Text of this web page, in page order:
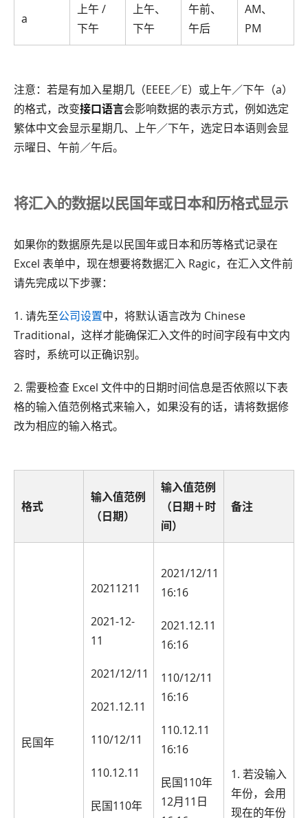
a
上午 /
下午
上午、
下午
午前、
午后
AM、
PM
注意：若是有加入星期几（EEEE／E）或上午／下午（a）
的格式，改变接口语言会影响数据的表示方式，例如选定
繁体中文会显示星期几、上午／下午，选定日本语则会显
示曜日、午前／午后。
将汇入的数据以民国年或日本和历格式显示
如果你的数据原先是以民国年或日本和历等格式记录在
Excel 表单中，现在想要将数据汇入 Ragic，在汇入文件前
请先完成以下步骤：
1. 请先至公司设置中，将默认语言改为 Chinese
Traditional，这样才能确保汇入文件的时间字段有中文内
容时，系统可以正确识别。
2. 需要检查 Excel 文件中的日期时间信息是否依照以下表
格的输入值范例格式来输入，如果没有的话，请将数据修
改为相应的输入格式。
格式
输入值范例
（日期）
输入值范例
（日期＋时
间）
备注
民国年
20211211
2021-12-
11
2021/12/11
2021.12.11
110/12/11
110.12.11
民国110年
2021/12/11
16:16
2021.12.11
16:16
110/12/11
16:16
110.12.11
16:16
民国110年
12月11日
1. 若没输入
年份，会用
现在的年份